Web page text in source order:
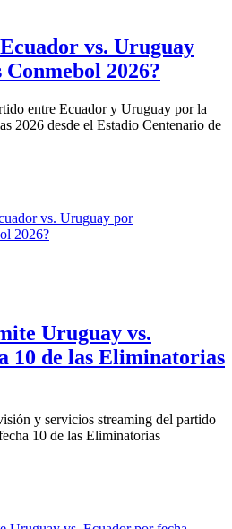
vs. Uruguay
2026?
entre Ecuador y Uruguay por la
2026 desde el Estadio Centenario de
Uruguay vs.
10 de las Eliminatorias
y servicios streaming del partido
10 de las Eliminatorias